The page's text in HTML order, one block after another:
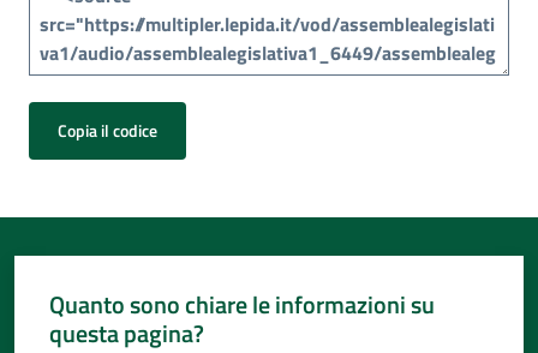
Copia il codice
Quanto sono chiare le informazioni su
questa pagina?